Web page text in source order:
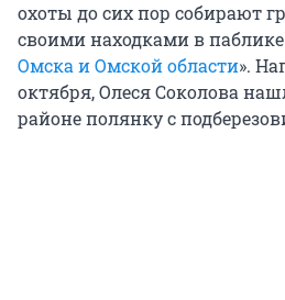
охоты до сих пор собирают
своими находками в паблике
Омска и Омской области».
октября, Олеся Соколова
районе полянку с